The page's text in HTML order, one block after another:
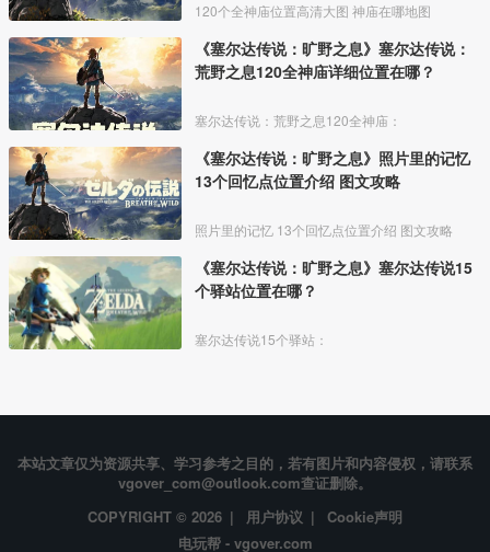
120个全神庙位置高清大图 神庙在哪地图
《塞尔达传说：旷野之息》塞尔达传说：
荒野之息120全神庙详细位置在哪？
塞尔达传说：荒野之息120全神庙：
《塞尔达传说：旷野之息》照片里的记忆
13个回忆点位置介绍 图文攻略
照片里的记忆 13个回忆点位置介绍 图文攻略
《塞尔达传说：旷野之息》塞尔达传说15
个驿站位置在哪？
塞尔达传说15个驿站：
本站文章仅为资源共享、学习参考之目的，若有图片和内容侵权，请联系
vgover_com@outlook.com查证删除。
COPYRIGHT © 2026 | 用户协议 | Cookie声明
电玩帮 - vgover.com